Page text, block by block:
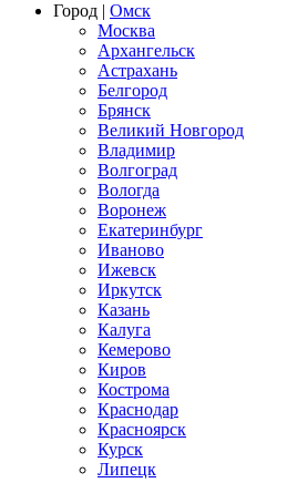
Город | Омск
Москва
Архангельск
Астрахань
Белгород
Брянск
Великий Новгород
Владимир
Волгоград
Вологда
Воронеж
Екатеринбург
Иваново
Ижевск
Иркутск
Казань
Калуга
Кемерово
Киров
Кострома
Краснодар
Красноярск
Курск
Липецк